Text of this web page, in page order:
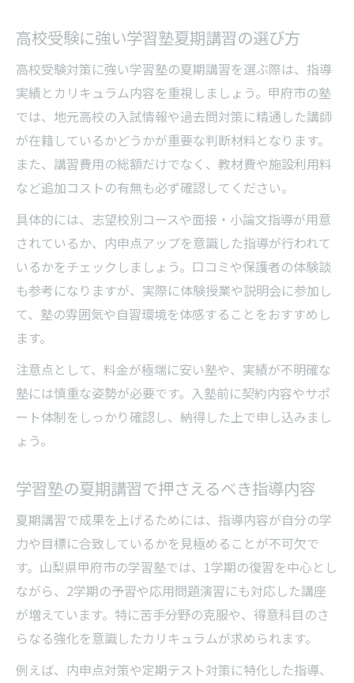
高校受験に強い学習塾夏期講習の選び方
高校受験対策に強い学習塾の夏期講習を選ぶ際は、指導
実績とカリキュラム内容を重視しましょう。甲府市の塾
では、地元高校の入試情報や過去問対策に精通した講師
が在籍しているかどうかが重要な判断材料となります。
また、講習費用の総額だけでなく、教材費や施設利用料
など追加コストの有無も必ず確認してください。
具体的には、志望校別コースや面接・小論文指導が用意
されているか、内申点アップを意識した指導が行われて
いるかをチェックしましょう。口コミや保護者の体験談
も参考になりますが、実際に体験授業や説明会に参加し
て、塾の雰囲気や自習環境を体感することをおすすめし
ます。
注意点として、料金が極端に安い塾や、実績が不明確な
塾には慎重な姿勢が必要です。入塾前に契約内容やサポ
ート体制をしっかり確認し、納得した上で申し込みまし
ょう。
学習塾の夏期講習で押さえるべき指導内容
夏期講習で成果を上げるためには、指導内容が自分の学
力や目標に合致しているかを見極めることが不可欠で
す。山梨県甲府市の学習塾では、1学期の復習を中心とし
ながら、2学期の予習や応用問題演習にも対応した講座
が増えています。特に苦手分野の克服や、得意科目のさ
らなる強化を意識したカリキュラムが求められます。
例えば、内申点対策や定期テスト対策に特化した指導、